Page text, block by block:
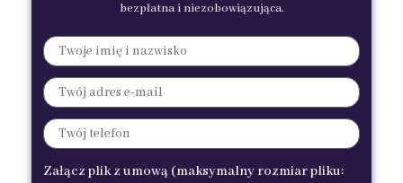
bezpłatna i niezobowiązująca.
Załącz plik z umową (maksymalny rozmiar pliku: